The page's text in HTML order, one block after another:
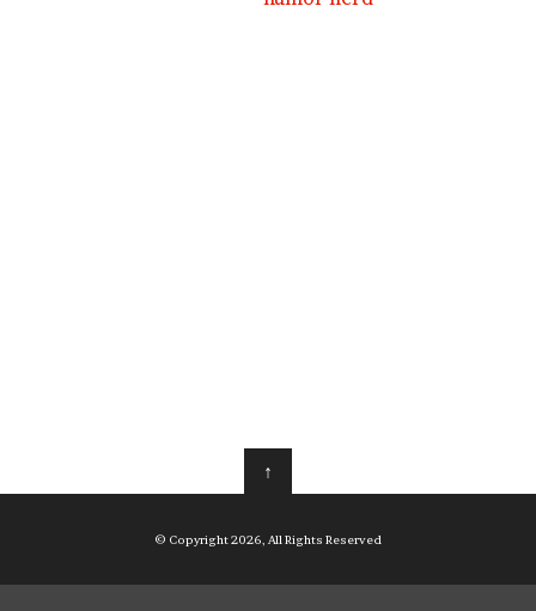
↑
© Copyright 2026, All Rights Reserved